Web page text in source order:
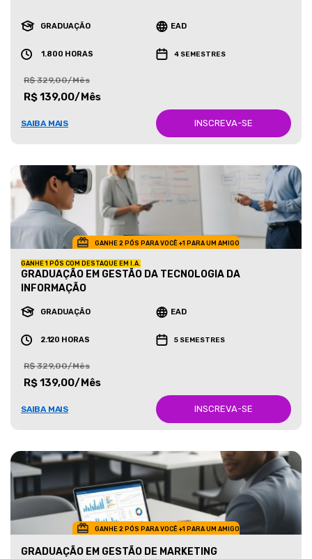
GRADUAÇÃO EAD
1.800 HORAS 4 SEMESTRES
R$ 329,00/Mês
R$ 139,00/Mês
SAIBA MAIS INSCREVA-SE
GANHE 2 PÓS PARA VOCÊ +1 PARA UM AMIGO
GANHE 1 PÓS COM DESTAQUE EM I.A.
GRADUAÇÃO EM GESTÃO DA TECNOLOGIA DA
INFORMAÇÃO
GRADUAÇÃO EAD
2.120 HORAS 5 SEMESTRES
R$ 329,00/Mês
R$ 139,00/Mês
SAIBA MAIS INSCREVA-SE
GANHE 2 PÓS PARA VOCÊ +1 PARA UM AMIGO
GRADUAÇÃO EM GESTÃO DE MARKETING